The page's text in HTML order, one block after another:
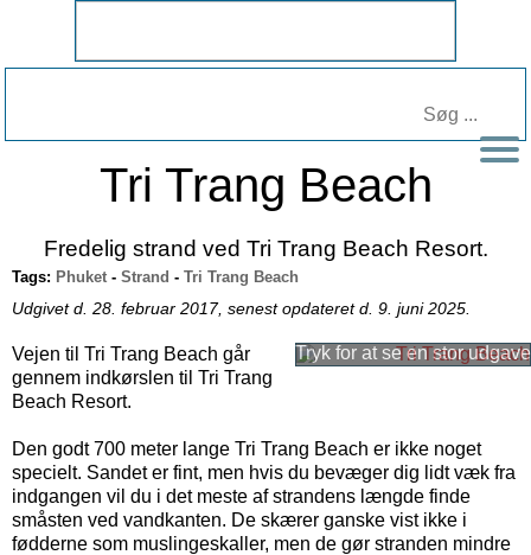
Tri Trang Beach
Fredelig strand ved Tri Trang Beach Resort.
Tags: Phuket - Strand - Tri Trang Beach
Udgivet d. 28. februar 2017, senest opdateret d. 9. juni 2025.
Vejen til Tri Trang Beach går
gennem indkørslen til Tri Trang
Beach Resort.
Den godt 700 meter lange Tri Trang Beach er ikke noget
specielt. Sandet er fint, men hvis du bevæger dig lidt væk fra
indgangen vil du i det meste af strandens længde finde
småsten ved vandkanten. De skærer ganske vist ikke i
fødderne som muslingeskaller, men de gør stranden mindre